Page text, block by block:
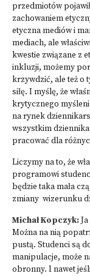
przedmiotów
zachowaniem
etyczna mediów i
mediach, ale
kwestie związane z
inkluzji, możemy
krzywdzić, ale też o
siłę. I myślę, że
krytycznego
na rynek
wszystkim
pracować dla
Liczymy na to, że
programowi
będzie taka mała
zmiany wizerunku
Michał Kopczyk:
Można na nią
pustą. Studenci są
manipulacje, może
obronny. I nawet